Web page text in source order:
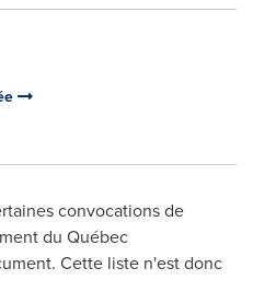
convocations de
du Québec
Cette liste n'est donc